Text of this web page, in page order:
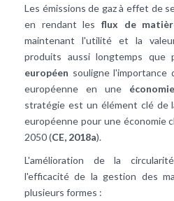
Les émissions de gaz à effet de
en rendant les flux de
maintenant l'utilité et la
produits aussi longtemps que
européen souligne l'importance
européenne en une
stratégie est un élément clé de
européenne pour une économie
2050 (CE, 2018a).
L'amélioration de la
l'efficacité de la gestion des
plusieurs formes :